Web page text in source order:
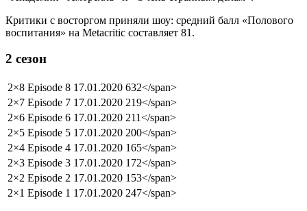
Критики с восторгом приняли шоу: средний балл «Полового
воспитания» на Metacritic составляет 81.
2 сезон
2×8 Episode 8 17.01.2020 632</span>
2×7 Episode 7 17.01.2020 219</span>
2×6 Episode 6 17.01.2020 211</span>
2×5 Episode 5 17.01.2020 200</span>
2×4 Episode 4 17.01.2020 165</span>
2×3 Episode 3 17.01.2020 172</span>
2×2 Episode 2 17.01.2020 153</span>
2×1 Episode 1 17.01.2020 247</span>